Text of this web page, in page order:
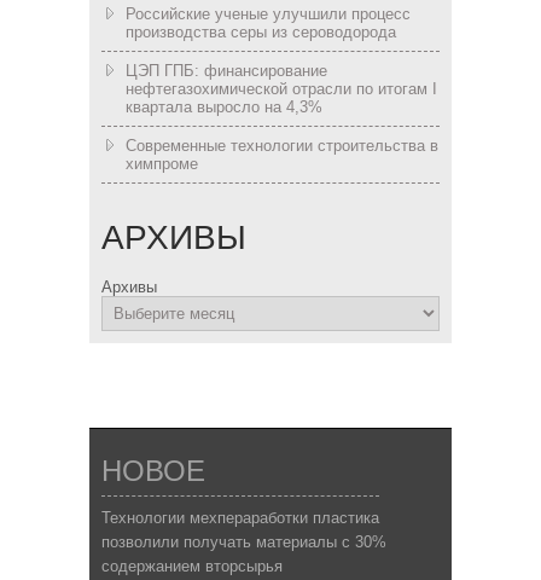
Российские ученые улучшили процесс
производства серы из сероводорода
ЦЭП ГПБ: финансирование
нефтегазохимической отрасли по итогам I
квартала выросло на 4,3%
Современные технологии строительства в
химпроме
АРХИВЫ
Архивы
НОВОЕ
Технологии мехпераработки пластика
позволили получать материалы с 30%
содержанием вторсырья